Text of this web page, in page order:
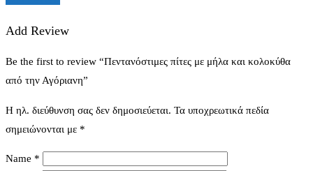
Add Review
Be the first to review “Πεντανόστιμες πίτες με μήλα και κολοκύθα
από την Αγόριανη”
Η ηλ. διεύθυνση σας δεν δημοσιεύεται. Τα υποχρεωτικά πεδία
σημειώνονται με *
Name *